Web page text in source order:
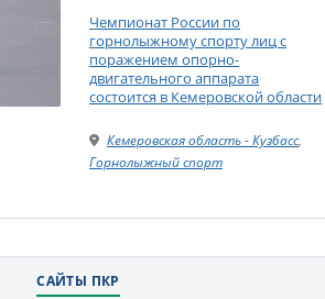
Чемпионат России по
горнолыжному спорту лиц с
поражением опорно-
двигательного аппарата
состоится в Кемеровской области
Кемеровская область - Кузбасс,
Горнолыжный спорт
САЙТЫ ПКР